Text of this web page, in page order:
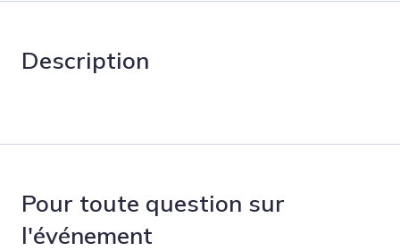
Description
Pour toute question sur
l'événement